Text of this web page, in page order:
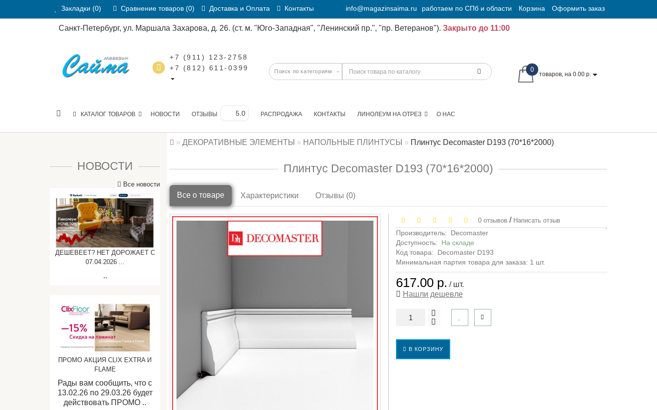
Закладки (0) Сравнение товаров (0) Доставка и Оплата Контакты info@magazinsaima.ru работаем по СПб и области Корзина Оформить заказ
Санкт-Петербург, ул. Маршала Захарова, д. 26. (ст. м. "Юго-Западная", "Ленинский пр.", "пр. Ветеранов"). Закрыто до 11:00
+7 (911) 123-2758
+7 (812) 611-0399
0
товаров, на 0.00 р.
КАТАЛОГ ТОВАРОВ НОВОСТИ ОТЗЫВЫ РАСПРОДАЖА КОНТАКТЫ О НАС
ЛИНОЛЕУМ НА ОТРЕЗ
НОВОСТИ
Все новости
ДЕШЕВЕЕТ? НЕТ ДОРОЖАЕТ C
07.04.2026 ...
..
ПРОМО АКЦИЯ CLIX EXTRA И
FLAME
Рады вам сообщить, что с
13.02.26 по 29.03.26 будет
действовать ПРОМО ..
ДЕКОРАТИВНЫЕ ЭЛЕМЕНТЫ НАПОЛЬНЫЕ ПЛИНТУСЫ Плинтус Decomaster D193 (70*16*2000)
Плинтус Decomaster D193 (70*16*2000)
Все о товаре Характеристики Отзывы (0)
0 отзывов / Написать отзыв
Производитель:
Decomaster
Доступность: На складе
Код товара:
Decomaster D193
Минимальная партия товара для заказа: 1 шт.
617.00 р. / шт.
Нашли дешевле
В КОРЗИНУ